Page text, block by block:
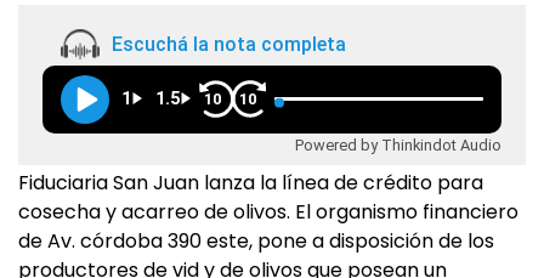
Escuchá la nota completa
1 1.5 10 10
Powered by Thinkindot Audio
Fiduciaria San Juan lanza la línea de crédito para
cosecha y acarreo de olivos. El organismo financiero
de Av. córdoba 390 este, pone a disposición de los
productores de vid y de olivos que posean un